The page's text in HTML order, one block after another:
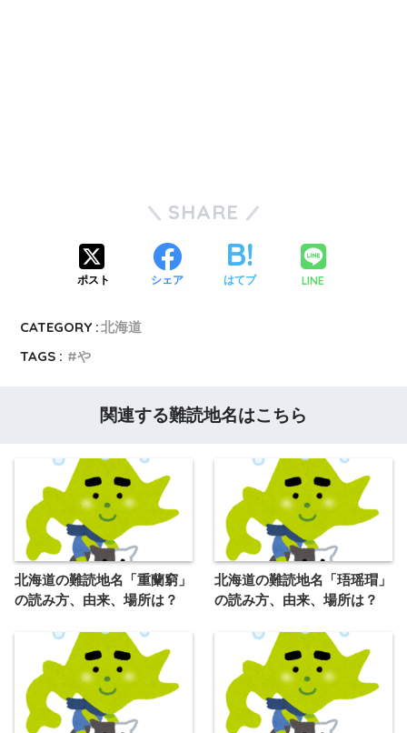
SHARE
ポスト シェア はてブ LINE
CATEGORY :北海道
TAGS :
や
関連する難読地名はこちら
北海道の難読地名「重蘭窮」
の読み方、由来、場所は？
北海道の難読地名「珸瑶瑁」
の読み方、由来、場所は？